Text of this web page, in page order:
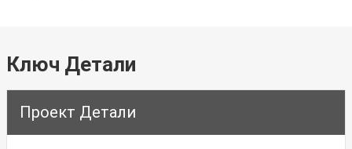
Ключ Детали
Проект Детали